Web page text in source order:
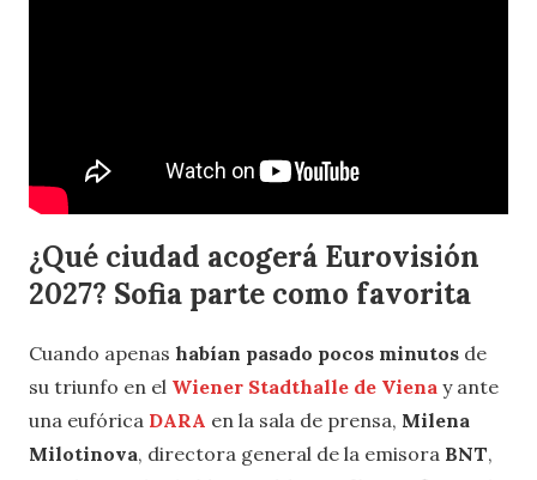
¿Qué ciudad acogerá Eurovisión
2027? Sofia parte como favorita
Cuando apenas habían pasado pocos minutos de
su triunfo en el Wiener Stadthalle de Viena y ante
una eufórica DARA en la sala de prensa, Milena
Milotinova, directora general de la emisora BNT,